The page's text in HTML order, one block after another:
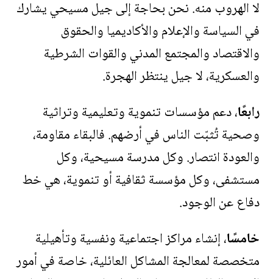
لا الهروب منه. نحن بحاجة إلى جيل مسيحي يشارك
في السياسة والإعلام والأكاديميا والحقوق
والاقتصاد والمجتمع المدني والقوات الشرطية
والعسكرية، لا جيل ينتظر الهجرة.
رابعًا، دعم مؤسسات تنموية وتعليمية وتراثية
وصحية تُثبّت الناس في أرضهم. فالبقاء مقاومة،
والعودة انتصار. وكل مدرسة مسيحية، وكل
مستشفى، وكل مؤسسة ثقافية أو تنموية، هي خط
دفاع عن الوجود.
خامسًا، إنشاء مراكز اجتماعية ونفسية وتأهيلية
متخصصة لمعالجة المشاكل العائلية، خاصة في أمور